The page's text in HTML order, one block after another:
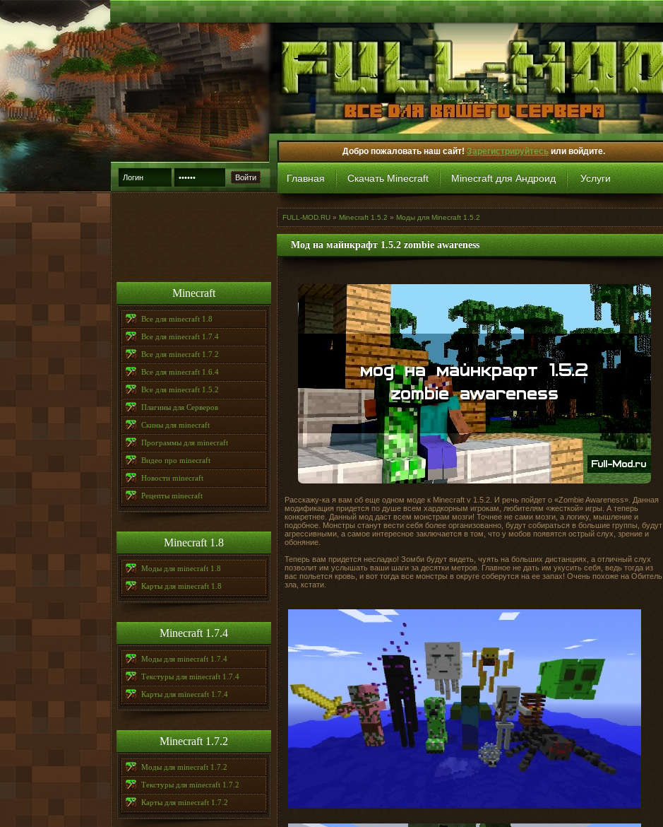
Войти
Добро пожаловать наш сайт!Зарегистрируйтесьили войдите.
Главная Скачать Minecraft Minecraft для Андроид Услуги
Minecraft
Все для minecraft 1.8
Все для minecraft 1.7.4
Все для minecraft 1.7.2
Все для minecraft 1.6.4
Все для minecraft 1.5.2
Плагины для Серверов
Скины для minecraft
Программы для minecraft
Видео про minecraft
Новости minecraft
Рецепты minecraft
Minecraft 1.8
Моды для minecraft 1.8
Карты для minecraft 1.8
Minecraft 1.7.4
Моды для minecraft 1.7.4
Текстуры для minecraft 1.7.4
Карты для minecraft 1.7.4
Minecraft 1.7.2
Моды для minecraft 1.7.2
Текстуры для minecraft 1.7.2
Карты для minecraft 1.7.2
FULL-MOD.RU » Minecraft 1.5.2 » Моды для Minecraft 1.5.2
Мод на майнкрафт 1.5.2 zombie awareness
Расскажу-ка я вам об еще одном моде к Minecraft v 1.5.2. И речь пойдет о «Zombie Awareness». Данная
модификация придется по душе всем хардкорным игрокам, любителям «жесткой» игры. А теперь
конкретнее. Данный мод даст всем монстрам мозги! Точнее не сами мозги, а логику, мышление и
подобное. Монстры станут вести себя более организованно, будут собираться в большие группы, будут
агрессивными, а самое интересное заключается в том, что у мобов появятся острый слух, зрение и
обоняние.
Теперь вам придется несладко! Зомби будут видеть, чуять на больших дистанциях, а отличный слух
позволит им услышать ваши шаги за десятки метров. Главное не дать им укусить себя, ведь тогда из
вас польется кровь, и вот тогда все монстры в округе соберутся на ее запах! Очень похоже на Обитель
зла, кстати.